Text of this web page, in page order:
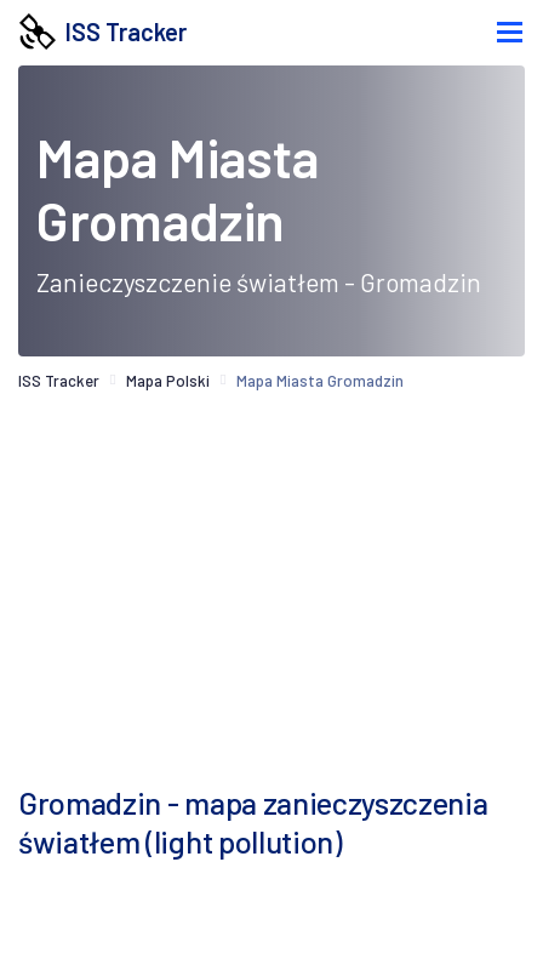
ISS Tracker
Mapa Miasta
Gromadzin
Zanieczyszczenie światłem - Gromadzin
ISS Tracker Mapa Polski Mapa Miasta Gromadzin
Gromadzin - mapa zanieczyszczenia
światłem (light pollution)